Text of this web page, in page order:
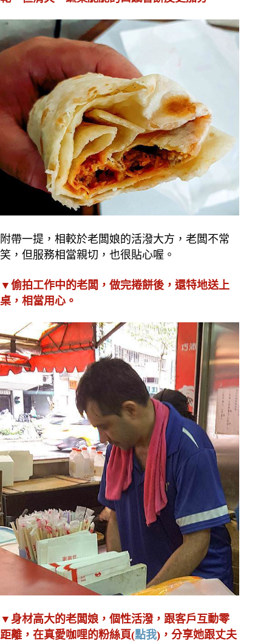
附帶一提，相較於老闆娘的活潑大方，老闆不常
笑，但服務相當親切，也很貼心喔。
▼偷拍工作中的老闆，做完捲餅後，還特地送上
桌，相當用心。
▼身材高大的老闆娘，個性活潑，跟客戶互動零
距離，在真愛咖哩的粉絲頁(點我)，分享她跟丈夫